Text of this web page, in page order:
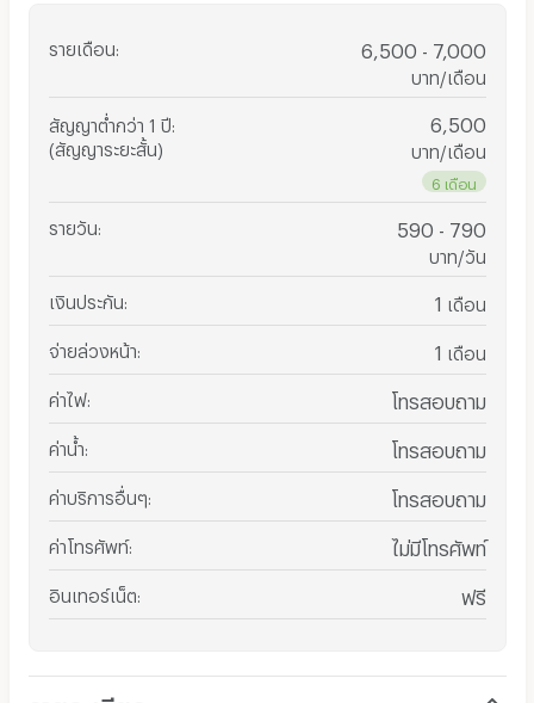
รายเดือน 6,500 - 7,000
บาท/เดือน
สัญญาต่ำกว่า 1 ปี
(สัญญาระยะสั้น)
6,500
บาท/เดือน
6 เดือน
รายวัน 590 - 790
บาท/วัน
เงินประกัน 1 เดือน
จ่ายล่วงหน้า 1 เดือน
ค่าไฟ: โทรสอบถาม
ค่าน้ำ โทรสอบถาม
ค่าบริการอื่นๆ โทรสอบถาม
ค่าโทรศัพท์: ไม่มีโทรศัพท์
อินเทอร์เน็ต ฟรี